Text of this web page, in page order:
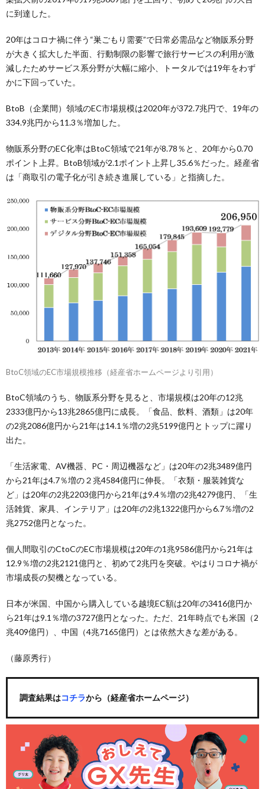
に到達した。
20年はコロナ禍に伴う“巣ごもり需要”で日常必需品など物販系分野
が大きく拡大した半面、行動制限の影響で旅行サービスの利用が激
減したためサービス系分野が大幅に縮小、トータルでは19年をわず
かに下回っていた。
BtoB（企業間）領域のEC市場規模は2020年が372.7兆円で、19年の
334.9兆円から11.3％増加した。
物販系分野のEC化率はBtoC領域で21年が8.78％と、20年から0.70
ポイント上昇。BtoB領域が2.1ポイント上昇し35.6％だった。経産省
は「商取引の電子化が引き続き進展している」と指摘した。
BtoC領域のEC市場規模推移（経産省ホームページより引用）
BtoC領域のうち、物販系分野を見ると、市場規模は20年の12兆
2333億円から13兆2865億円に成長。「食品、飲料、酒類」は20年
の2兆2086億円から21年は14.1％増の2兆5199億円とトップに躍り
出た。
「生活家電、AV機器、PC・周辺機器など」は20年の2兆3489億円
から21年は4.7％増の２兆4584億円に伸長。「衣類・服装雑貨な
ど」は20年の2兆2203億円から21年は9.4％増の2兆4279億円、「生
活雑貨、家具、インテリア」は20年の2兆1322億円から6.7％増の2
兆2752億円となった。
個人間取引のCtoCのEC市場規模は20年の1兆9586億円から21年は
12.9％増の2兆2121億円と、初めて2兆円を突破。やはりコロナ禍が
市場成長の契機となっている。
日本が米国、中国から購入している越境EC額は20年の3416億円か
ら21年は9.1％増の3727億円となった。ただ、21年時点でも米国（2
兆409億円）、中国（4兆7165億円）とは依然大きな差がある。
（藤原秀行）
調査結果はコチラから（経産省ホームページ）